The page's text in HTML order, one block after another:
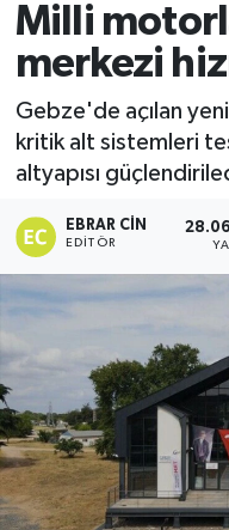
Milli
merkezi
Gebze'de açılan
kritik alt sistemleri
altyapısı
EBRAR CIN
EDITÖR
Bölge
Çavdarhisar
Domaniç
Ekonomi
Emet
Foto Galeri
Son Dakika
Haber Arşivi